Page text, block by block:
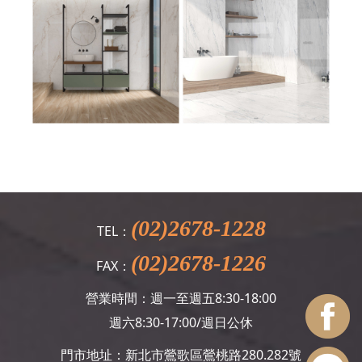
TEL： (02)2678-1228
FAX： (02)2678-1226
營業時間：週一至週五8:30-18:00
週六8:30-17:00/週日公休
門市地址：新北市鶯歌區鶯桃路280.282號